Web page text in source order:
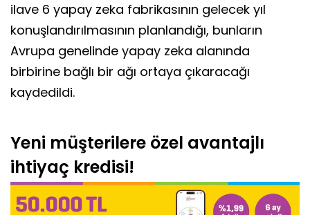
ilave 6 yapay zeka fabrikasının gelecek yıl
konuşlandırılmasının planlandığı, bunların
Avrupa genelinde yapay zeka alanında
birbirine bağlı bir ağı ortaya çıkaracağı
kaydedildi.
Yeni müşterilere özel avantajlı
ihtiyaç kredisi!